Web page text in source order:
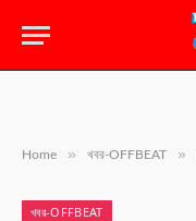
Home » খবর-OFFBEAT »
খবর-OFFBEAT